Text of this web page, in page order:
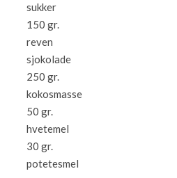
sukker
150 gr.
reven
sjokolade
250 gr.
kokosmasse
50 gr.
hvetemel
30 gr.
potetesmel